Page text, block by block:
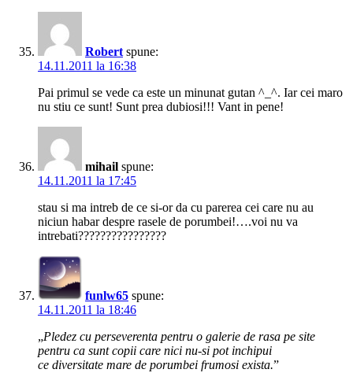
Robert spune:
14.11.2011 la 16:38
Pai primul se vede ca este un minunat gutan ^_^. Iar cei maro
nu stiu ce sunt! Sunt prea dubiosi!!! Vant in pene!
mihail spune:
14.11.2011 la 17:45
stau si ma intreb de ce si-or da cu parerea cei care nu au
niciun habar despre rasele de porumbei!….voi nu va
intrebati????????????????
funlw65 spune:
14.11.2011 la 18:46
„Pledez cu perseverenta pentru o galerie de rasa pe site
pentru ca sunt copii care nici nu-si pot inchipui
ce diversitate mare de porumbei frumosi exista.”